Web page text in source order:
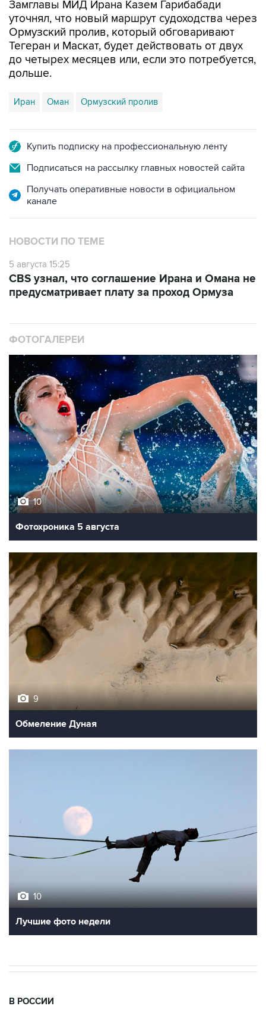
Ормузский пролив, который обговаривают
Тегеран и Маскат, будет действовать от двух
до четырех месяцев или, если это потребуется,
дольше.
Иран Оман
Подписаться на рассылку главных новостей сайта
Получать оперативные новости в официальном
НОВОСТИ ПО ТЕМЕ
5 августа 15:25
предусматривает плату за проход Ормуза
10
Фотохроника 5 августа
Обмеление Дуная
Лучшие фото недели